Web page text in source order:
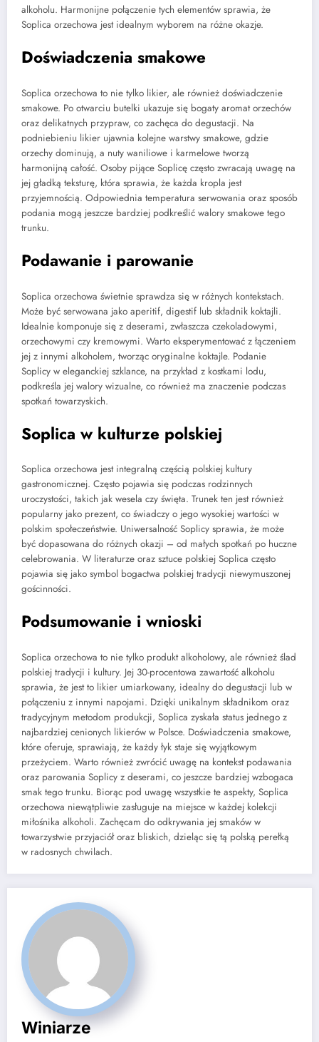
alkoholu. Harmonijne połączenie tych elementów sprawia, że
Soplica orzechowa jest idealnym wyborem na różne okazje.
Doświadczenia smakowe
Soplica orzechowa to nie tylko likier, ale również doświadczenie
smakowe. Po otwarciu butelki ukazuje się bogaty aromat orzechów
oraz delikatnych przypraw, co zachęca do degustacji. Na
podniebieniu likier ujawnia kolejne warstwy smakowe, gdzie
orzechy dominują, a nuty waniliowe i karmelowe tworzą
harmonijną całość. Osoby pijące Soplicę często zwracają uwagę na
jej gładką teksturę, która sprawia, że każda kropla jest
przyjemnością. Odpowiednia temperatura serwowania oraz sposób
podania mogą jeszcze bardziej podkreślić walory smakowe tego
trunku.
Podawanie i parowanie
Soplica orzechowa świetnie sprawdza się w różnych kontekstach.
Może być serwowana jako aperitif, digestif lub składnik koktajli.
Idealnie komponuje się z deserami, zwłaszcza czekoladowymi,
orzechowymi czy kremowymi. Warto eksperymentować z łączeniem
jej z innymi alkoholem, tworząc oryginalne koktajle. Podanie
Soplicy w eleganckiej szklance, na przykład z kostkami lodu,
podkreśla jej walory wizualne, co również ma znaczenie podczas
spotkań towarzyskich.
Soplica w kulturze polskiej
Soplica orzechowa jest integralną częścią polskiej kultury
gastronomicznej. Często pojawia się podczas rodzinnych
uroczystości, takich jak wesela czy święta. Trunek ten jest również
popularny jako prezent, co świadczy o jego wysokiej wartości w
polskim społeczeństwie. Uniwersalność Soplicy sprawia, że może
być dopasowana do różnych okazji – od małych spotkań po huczne
celebrowania. W literaturze oraz sztuce polskiej Soplica często
pojawia się jako symbol bogactwa polskiej tradycji niewymuszonej
gościnności.
Podsumowanie i wnioski
Soplica orzechowa to nie tylko produkt alkoholowy, ale również ślad
polskiej tradycji i kultury. Jej 30-procentowa zawartość alkoholu
sprawia, że jest to likier umiarkowany, idealny do degustacji lub w
połączeniu z innymi napojami. Dzięki unikalnym składnikom oraz
tradycyjnym metodom produkcji, Soplica zyskała status jednego z
najbardziej cenionych likierów w Polsce. Doświadczenia smakowe,
które oferuje, sprawiają, że każdy łyk staje się wyjątkowym
przeżyciem. Warto również zwrócić uwagę na kontekst podawania
oraz parowania Soplicy z deserami, co jeszcze bardziej wzbogaca
smak tego trunku. Biorąc pod uwagę wszystkie te aspekty, Soplica
orzechowa niewątpliwie zasługuje na miejsce w każdej kolekcji
miłośnika alkoholi. Zachęcam do odkrywania jej smaków w
towarzystwie przyjaciół oraz bliskich, dzieląc się tą polską perełką
w radosnych chwilach.
Winiarze